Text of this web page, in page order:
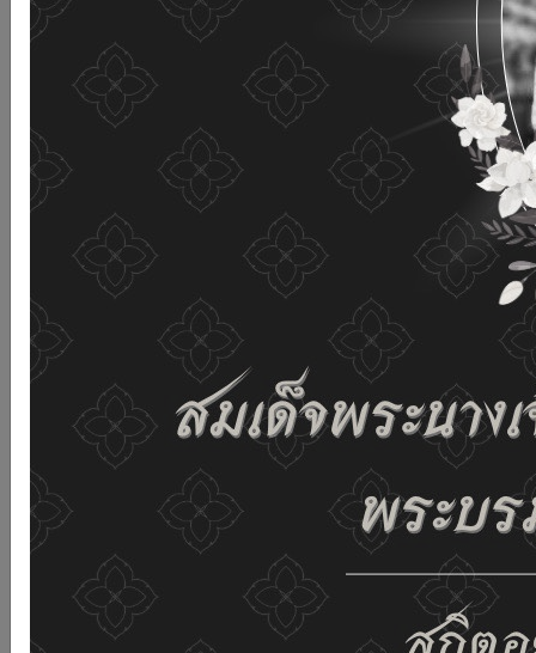
เว็บไซต์นี้ใช้คุกกี้ (Cookies)
กรมกิจการผู้สูงอายุ
ให้ความสำคัญต่อข้อมูลส่วนบุคคลของ
ท่าน เพื่อการพัฒนาและปรับปรุงเว็บไซต์ หากท่านใช้บริการ
เว็บไซต์นี้โดยไม่มีการปรับตั้งค่าใดๆ แสดงว่าท่านยินยอมที่จะ
รับคุกกี้บนเว็บไซต์ และนโยบายสิทธิส่วนบุคคลของเรา
ดูรายละเอียด ยอมรับทั้งหมด
02-659-6811 saraban@dop.mail.go.th
เปลี่ยนการแสดงผล
ก-ก